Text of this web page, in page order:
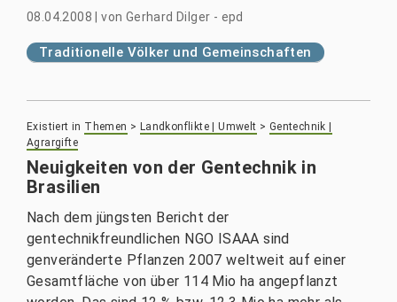
08.04.2008 |von Gerhard Dilger - epd
Traditionelle Völker und Gemeinschaften
Existiert in Themen > Landkonflikte | Umwelt > Gentechnik |
Agrargifte
Neuigkeiten von der Gentechnik in
Brasilien
Nach dem jüngsten Bericht der
gentechnikfreundlichen NGO ISAAA sind
genveränderte Pflanzen 2007 weltweit auf einer
Gesamtfläche von über 114 Mio ha angepflanzt